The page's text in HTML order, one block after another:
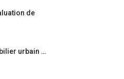
de
urbain …